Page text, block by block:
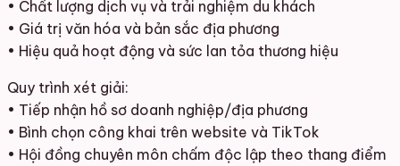
• Chất lượng dịch vụ và trải nghiệm du khách
• Giá trị văn hóa và bản sắc địa phương
• Hiệu quả hoạt động và sức lan tỏa thương hiệu
Quy trình xét giải:
• Tiếp nhận hồ sơ doanh nghiệp/địa phương
• Bình chọn công khai trên website và TikTok
• Hội đồng chuyên môn chấm độc lập theo thang điểm